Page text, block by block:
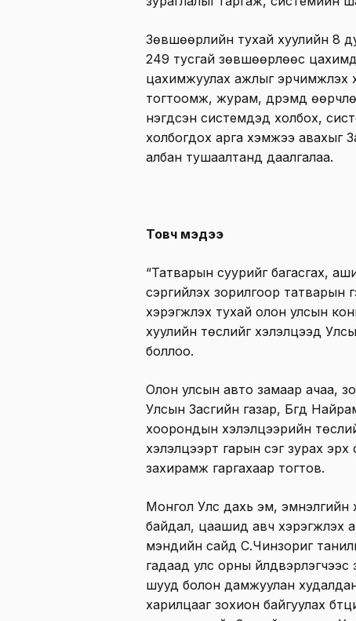
Зөвшөөрлийн тухай хуулийн 8
249 тусгай зөвшөөрлөөс
цахимжуулах ажлыг эрчимжүүлэх
тогтоомж, журам, дүрэмд
нэгдсэн системүүдэд холбох,
холбогдох арга хэмжээ авахыг
албан тушаалтанд даалгалаа.
Товч мэдээ
“Татварын суурийг багасгах,
сэргийлэх зорилгоор татварын
хэрэгжүүлэх тухай олон улсын
хуулийн төслийг хэлэлцээд
боллоо.
Олон улсын авто замаар ачаа,
Улсын Засгийн газар, Бүгд
хоорондын хэлэлцээрийн
хэлэлцээрт гарын үсэг зурах
захирамж гаргахаар тогтов.
Монгол Улс дахь эм, эмнэлгийн
байдал, цаашид авч хэрэгжүүлэх
мэндийн сайд С.Чинзориг
гадаад улс орны үйлдвэрлэгчээс
шууд болон дамжуулан
харилцааг зохион байгуулах